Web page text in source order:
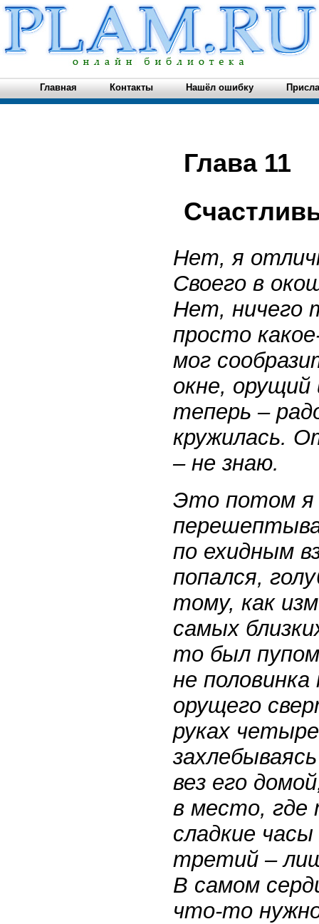
Главная Контакты Нашёл ошибку
Глава 11
Нет, я
Своего в
Нет, ничего
просто
мог
окне,
теперь –
кружилась.
– не знаю.
Это потом я
по ехидным
попался,
тому, как
самых
то был
не
орущего
руках
вез его
в место,
сладкие
третий –
В самом
что-то